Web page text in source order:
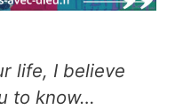
life, I believe
to know…